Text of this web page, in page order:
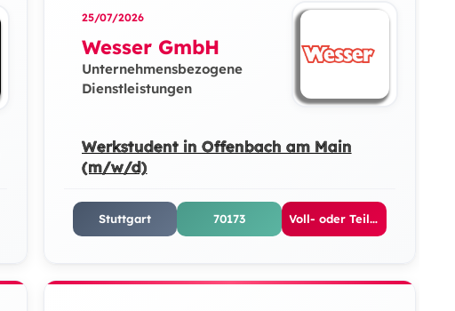
25/07/2026
Wesser GmbH
Unternehmensbezogene
Dienstleistungen
Werkstudent in Offenbach am Main
(m/w/d)
Stuttgart 70173 Voll- oder Teilzeit